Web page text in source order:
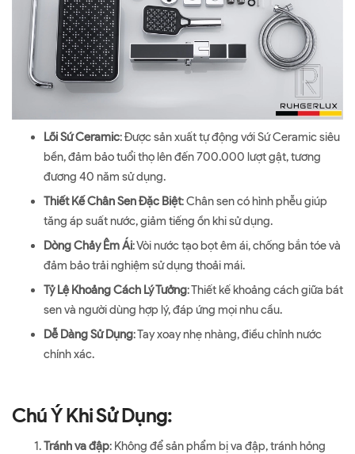
Lõi Sứ Ceramic: Được sản xuất tự động với Sứ Ceramic siêu
bền, đảm bảo tuổi thọ lên đến 700.000 lượt gật, tương
đương 40 năm sử dụng.
Thiết Kế Chân Sen Đặc Biệt: Chân sen có hình phễu giúp
tăng áp suất nước, giảm tiếng ồn khi sử dụng.
Dòng Chảy Êm Ái: Vòi nước tạo bọt êm ái, chống bắn tóe và
đảm bảo trải nghiệm sử dụng thoải mái.
Tỷ Lệ Khoảng Cách Lý Tưởng: Thiết kế khoảng cách giữa bát
sen và người dùng hợp lý, đáp ứng mọi nhu cầu.
Dễ Dàng Sử Dụng: Tay xoay nhẹ nhàng, điều chỉnh nước
chính xác.
Chú Ý Khi Sử Dụng:
Tránh va đập: Không để sản phẩm bị va đập, tránh hỏng